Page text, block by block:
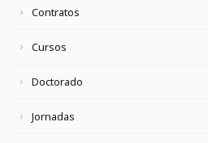
Contratos
Cursos
Doctorado
Jornadas